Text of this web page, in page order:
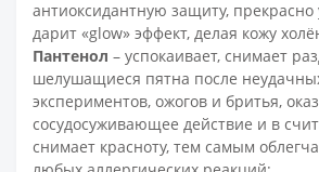
антиоксидантную защиту, прекрасно
дарит «glow» эффект, делая кожу
Пантенол – успокаивает, снимает
шелушащиеся пятна после
экспериментов, ожогов и бритья,
сосудосуживающее действие и в
снимает красноту, тем самым